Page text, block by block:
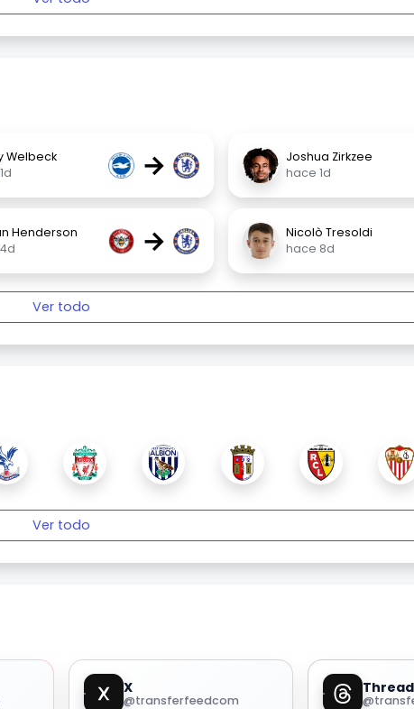
Welbeck
→
Joshua Zirkzee
hace 1d
Henderson
→
Nicolò Tresoldi
hace 8d
Ver todo
Ver todo
X
@transferfeedcom